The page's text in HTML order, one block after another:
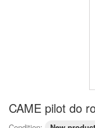
CAME pilot do